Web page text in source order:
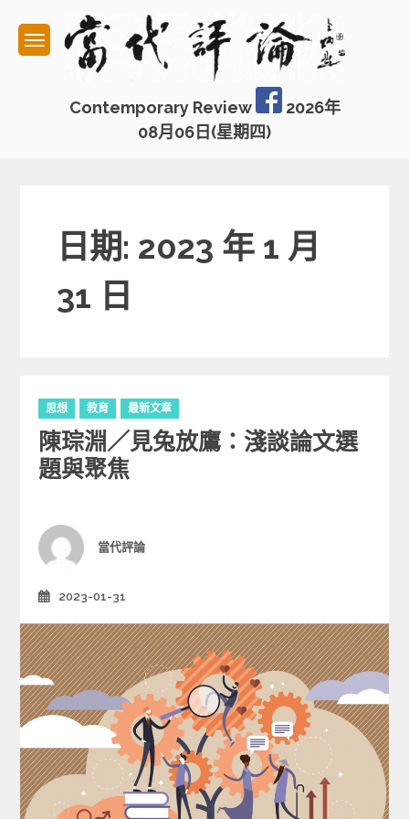
content
Contemporary Review
2026年
08月06日(星期四)
日期: 2023 年 1 月
31 日
C
a
t
e
g
i
e
思想 教育 最新文章
陳琮淵／見兔放鷹：淺談論文選
題與聚焦
Author
當代評論
2023-01-31